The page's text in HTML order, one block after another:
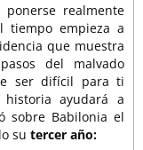
realmente
tiempo empieza a
que muestra
del malvado
ser difícil para ti
ayudará a
sobre Babilonia el
su tercer año: